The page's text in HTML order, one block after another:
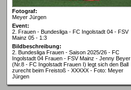
Fotograf:
Meyer Jürgen
Event:
2. Frauen - Bundesliga - FC Ingolstadt 04 - FSV
Mainz 05 - 1:3
Bildbeschreibung:
2. Bundesliga Frauen - Saison 2025/26 - FC
Ingolstadt 04 Frauen - FSV Mainz - Jenny Beyer
(Nr.8 - FC Ingolstadt Frauen I) legt sich den Ball
zurecht beim Freistoß - XXXXX - Foto: Meyer
Jürgen